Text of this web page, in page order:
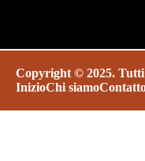
Copyright © 2025.
InizioChi siamo